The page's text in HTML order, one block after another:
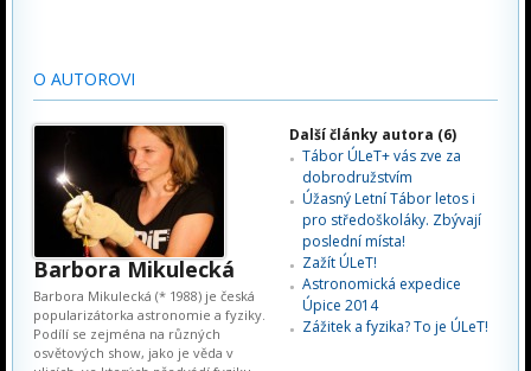
O AUTOROVI
Barbora Mikulecká
Barbora Mikulecká (* 1988) je česká
popularizátorka astronomie a fyziky.
Podílí se zejména na různých
osvětových show, jako je věda v
Další články autora (6)
Tábor ÚLeT+ vás zve za
dobrodružstvím
Úžasný Letní Tábor letos i
pro středoškoláky. Zbývají
poslední místa!
Zažít ÚLeT!
Astronomická expedice
Úpice 2014
Zážitek a fyzika? To je ÚLeT!